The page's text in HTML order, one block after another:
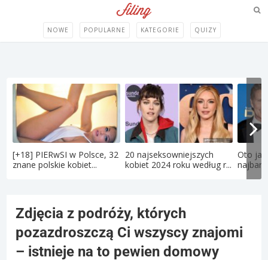
NOWE POPULARNE KATEGORIE QUIZY
[+18] PIERwSI w Polsce, 32
znane polskie kobiet...
20 najseksowniejszych
kobiet 2024 roku według r...
Oto jak
Zdjęcia z podróży, których
pozazdroszczą Ci wszyscy znajomi
– istnieje na to pewien domowy